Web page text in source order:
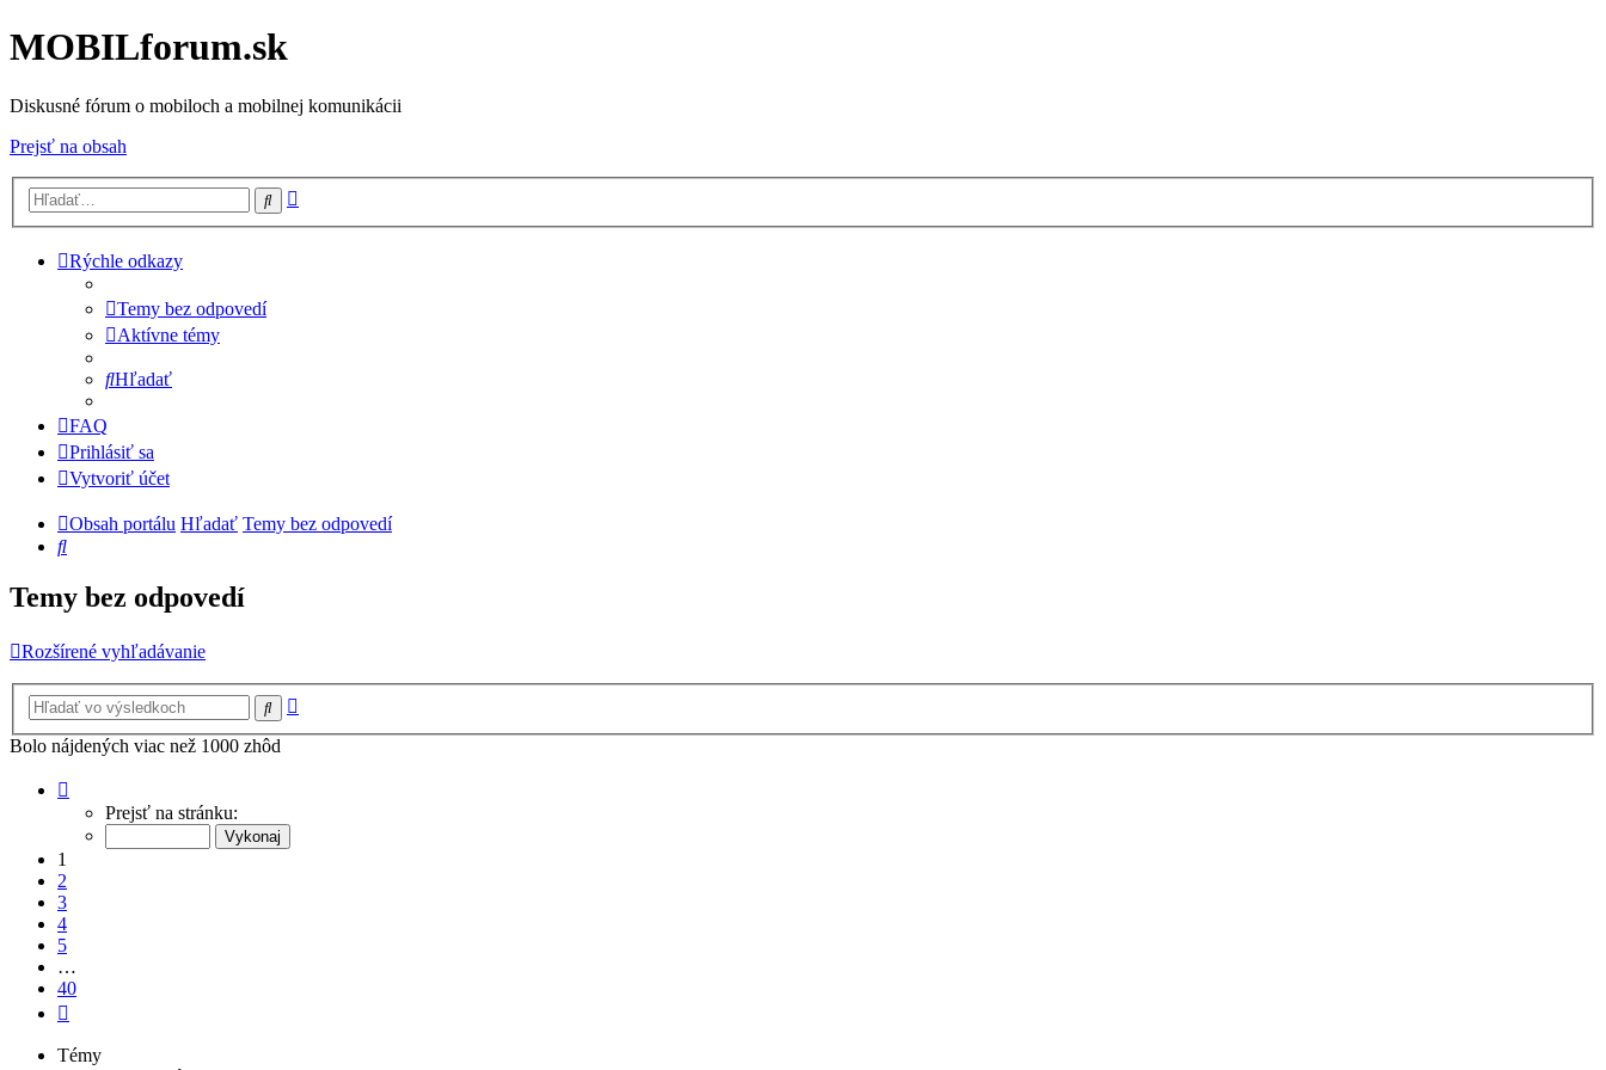
MOBILforum.sk
Diskusné fórum o mobiloch a mobilnej komunikácii
Prejsť na obsah
Hľadať
Rýchle odkazy
Temy bez odpovedí
Aktívne témy
Hľadať
FAQ
Prihlásiť sa
Vytvoriť účet
Obsah portálu Hľadať Temy bez odpovedí
Hľadať
Temy bez odpovedí
Rozšírené vyhľadávanie
Hľadať
Bolo nájdených viac než 1000 zhôd
Prejsť na stránku:
1
2
3
4
5
…
40
Témy